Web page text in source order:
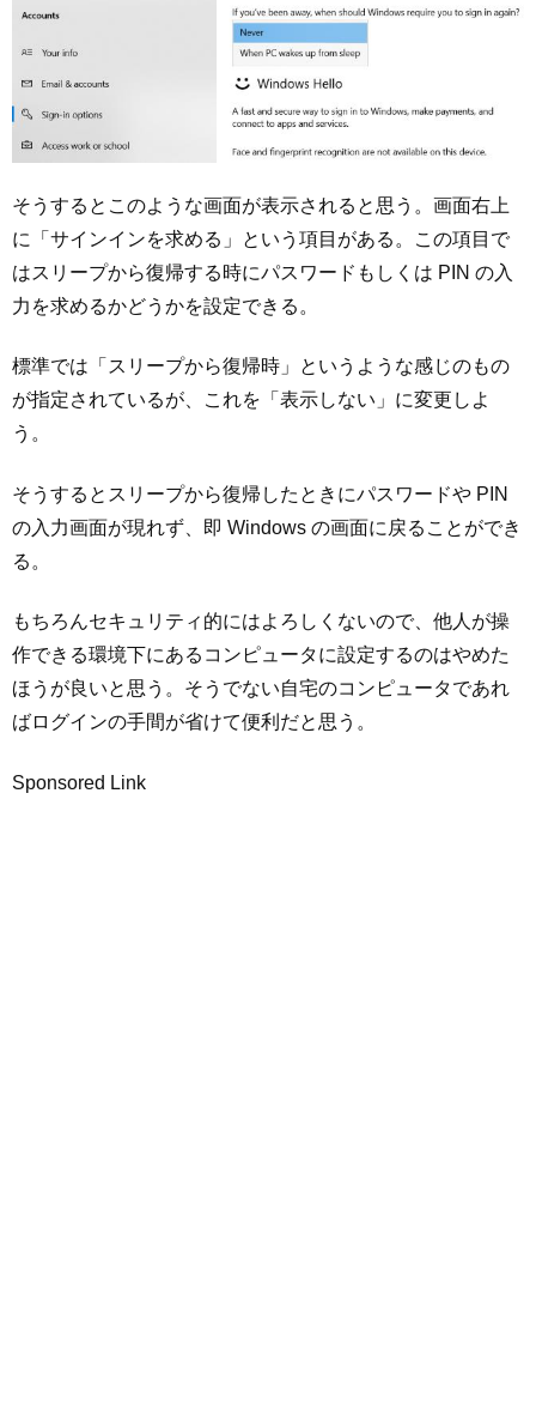
そうするとこのような画面が表示されると思う。画面右上
に「サインインを求める」という項目がある。この項目で
はスリープから復帰する時にパスワードもしくは PIN の入
力を求めるかどうかを設定できる。
標準では「スリープから復帰時」というような感じのもの
が指定されているが、これを「表示しない」に変更しよ
う。
そうするとスリープから復帰したときにパスワードや PIN
の入力画面が現れず、即 Windows の画面に戻ることができ
る。
もちろんセキュリティ的にはよろしくないので、他人が操
作できる環境下にあるコンピュータに設定するのはやめた
ほうが良いと思う。そうでない自宅のコンピュータであれ
ばログインの手間が省けて便利だと思う。
Sponsored Link